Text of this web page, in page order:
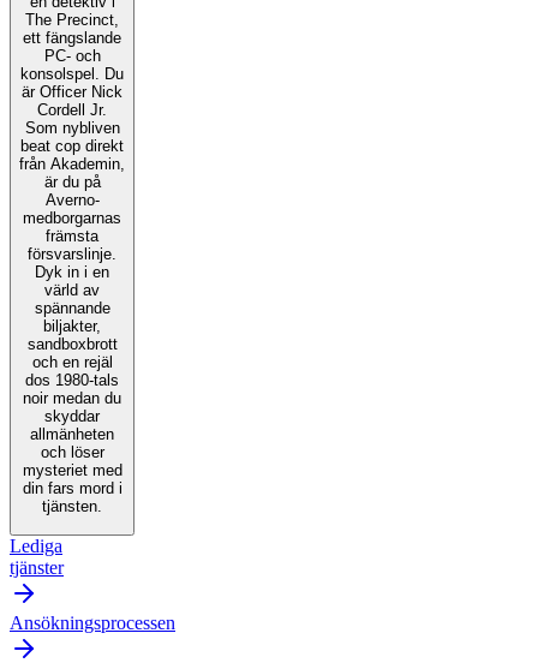
The Precinct,
ett fängslande
PC- och
konsolspel. Du
är Officer Nick
Cordell Jr.
Som nybliven
beat cop direkt
från Akademin,
är du på
Averno-
medborgarnas
främsta
försvarslinje.
Dyk in i en
värld av
spännande
biljakter,
sandboxbrott
och en rejäl
dos 1980-tals
noir medan du
skyddar
allmänheten
och löser
mysteriet med
din fars mord i
tjänsten.
Lediga
tjänster
Ansökningsprocessen